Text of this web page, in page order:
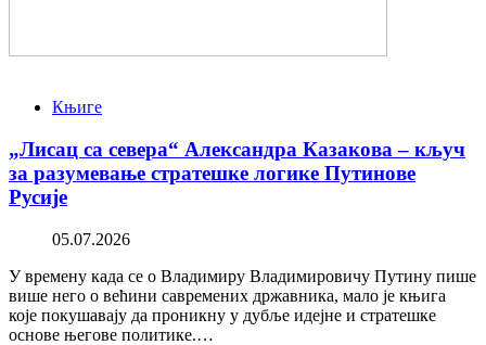
Књиге
„Лисац са севера“ Александра Казакова – кључ
за разумевање стратешке логике Путинове
Русије
05.07.2026
У времену када се о Владимиру Владимировичу Путину пише
више него о већини савремених државника, мало је књига
које покушавају да проникну у дубље идејне и стратешке
основе његове политике.…